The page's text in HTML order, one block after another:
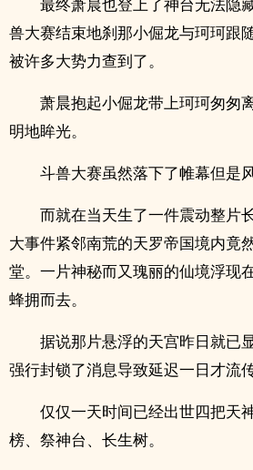
兽大赛结束地刹那小倔龙与珂珂跟
被许多大势力查到了。
萧晨抱起小倔龙带上珂珂匆匆
明地眸光。
斗兽大赛虽然落下了帷幕但是
而就在当天生了一件震动整片
大事件紧邻南荒的天罗帝国境内竟
堂。一片神秘而又瑰丽的仙境浮现
蜂拥而去。
据说那片悬浮的天宫昨日就已
强行封锁了消息导致延迟一日才流
仅仅一天时间已经出世四把天
榜、祭神台、长生树。